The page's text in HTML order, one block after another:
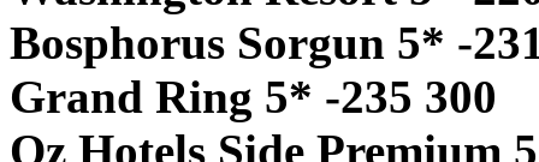
Bosphorus Sorgun 5* -
Grand Ring 5* -235 300
Oz Hotels Side Premium